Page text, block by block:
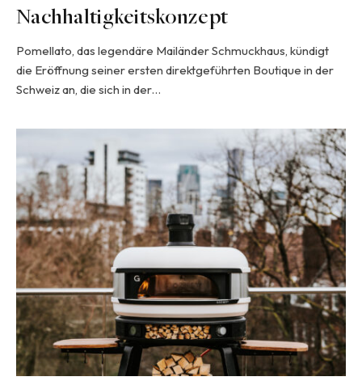
Nachhaltigkeitskonzept
Pomellato, das legendäre Mailänder Schmuckhaus, kündigt
die Eröffnung seiner ersten direktgeführten Boutique in der
Schweiz an, die sich in der…